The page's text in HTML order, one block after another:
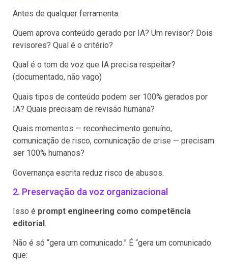
Antes de qualquer ferramenta:
Quem aprova conteúdo gerado por IA? Um revisor? Dois
revisores? Qual é o critério?
Qual é o tom de voz que IA precisa respeitar?
(documentado, não vago)
Quais tipos de conteúdo podem ser 100% gerados por
IA? Quais precisam de revisão humana?
Quais momentos — reconhecimento genuíno,
comunicação de risco, comunicação de crise — precisam
ser 100% humanos?
Governança escrita reduz risco de abusos.
2. Preservação da voz organizacional
Isso é prompt engineering como competência
editorial.
Não é só “gera um comunicado.” É “gera um comunicado
que: